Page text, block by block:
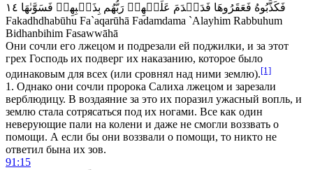
فَكَذَّبُوهُ فَعَقَرُوهَا فَدَمۡدَمَ عَلَيۡهِمۡ رَبُّهُم بِذَنۢبِهِمۡ فَسَوَّىٰهَا
Fakadhdhabūhu Fa`aqarūhā Fadamdama `Alayhim Rabbuhum
Bidhanbihim Fasawwāhā
Они сочли его лжецом и подрезали ей поджилки, и за этот
грех Господь их подверг их наказанию, которое было
одинаковым для всех (или сровнял над ними землю).[1]
1. Однако они сочли пророка Салиха лжецом и зарезали
верблюдицу. В воздаяние за это их поразил ужасный вопль, и
землю стала сотрясаться под их ногами. Все как один
неверующие пали на колени и даже не смогли воззвать о
помощи. А если бы они воззвали о помощи, то никто не
ответил бына их зов.
91:15